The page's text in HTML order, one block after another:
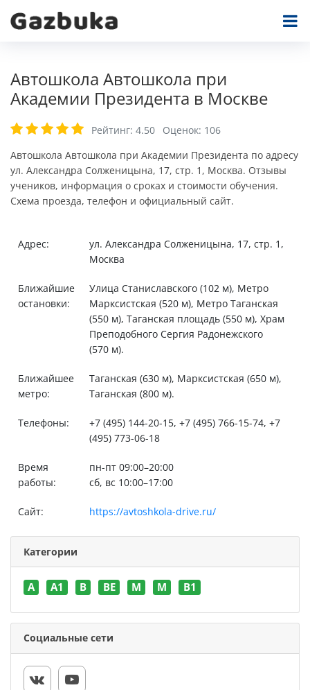
Автошкола Автошкола при
Академии Президента в Москве
Рейтинг: 4.50 Оценок: 106
Автошкола Автошкола при Академии Президента по адресу
ул. Александра Солженицына, 17, стр. 1, Москва. Отзывы
учеников, информация о сроках и стоимости обучения.
Схема проезда, телефон и официальный сайт.
Адрес:
ул. Александра Солженицына, 17, стр. 1,
Москва
Ближайшие
остановки:
Улица Станиславского (102 м), Метро
Марксистская (520 м), Метро Таганская
(550 м), Таганская площадь (550 м), Храм
Преподобного Сергия Радонежского
(570 м).
Ближайшее
метро:
Таганская (630 м), Марксистская (650 м),
Таганская (800 м).
Телефоны:
+7 (495) 144-20-15, +7 (495) 766-15-74, +7
(495) 773-06-18
Время
работы:
пн-пт 09:00–20:00
сб, вс 10:00–17:00
Сайт: https://avtoshkola-drive.ru/
Категории
A A1 B BE M M В1
Социальные сети